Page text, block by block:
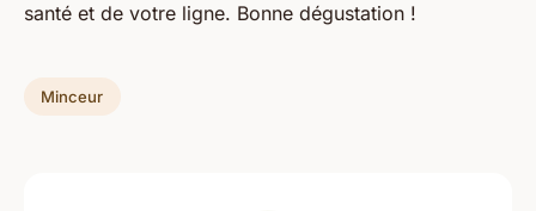
santé et de votre ligne. Bonne dégustation !
Minceur